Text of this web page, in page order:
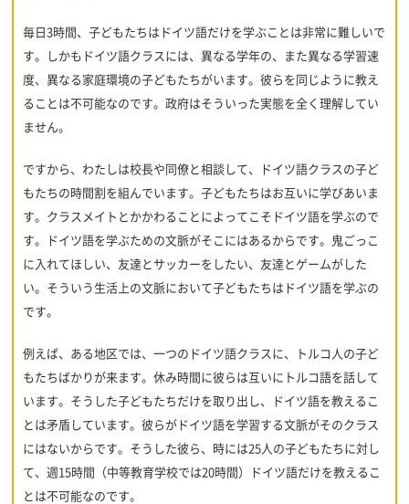
毎日3時間、子どもたちはドイツ語だけを学ぶことは非常に難しいで
す。しかもドイツ語クラスには、異なる学年の、また異なる学習速
度、異なる家庭環境の子どもたちがいます。彼らを同じように教え
ることは不可能なのです。政府はそういった実態を全く理解してい
ません。
ですから、わたしは校長や同僚と相談して、ドイツ語クラスの子ど
もたちの時間割を組んでいます。子どもたちはお互いに学びあいま
す。クラスメイトとかかわることによってこそドイツ語を学ぶので
す。ドイツ語を学ぶための文脈がそこにはあるからです。鬼ごっこ
に入れてほしい、友達とサッカーをしたい、友達とゲームがした
い。そういう生活上の文脈において子どもたちはドイツ語を学ぶの
です。
例えば、ある地区では、一つのドイツ語クラスに、トルコ人の子ど
もたちばかりが来ます。休み時間に彼らは互いにトルコ語を話して
います。そうした子どもたちだけを取り出し、ドイツ語を教えるこ
とは矛盾しています。彼らがドイツ語を学習する文脈がそのクラス
にはないからです。そうした彼ら、時には25人の子どもたちに対し
て、週15時間（中等教育学校では20時間）ドイツ語だけを教えるこ
とは不可能なのです。